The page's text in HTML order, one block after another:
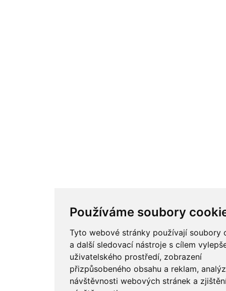
Používáme soubory
Tyto webové stránky používají soubory
a další sledovací nástroje s cílem
uživatelského prostředí, zobrazení
přizpůsobeného obsahu a reklam,
návštěvnosti webových stránek a